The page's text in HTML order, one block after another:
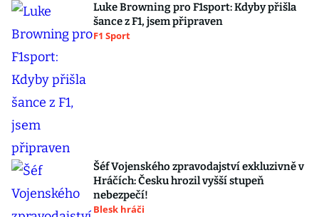
Luke Browning pro F1sport: Kdyby přišla
šance z F1, jsem připraven
F1 Sport
Šéf Vojenského zpravodajství exkluzivně v
Hráčích: Česku hrozil vyšší stupeň
nebezpečí!
Blesk hráči